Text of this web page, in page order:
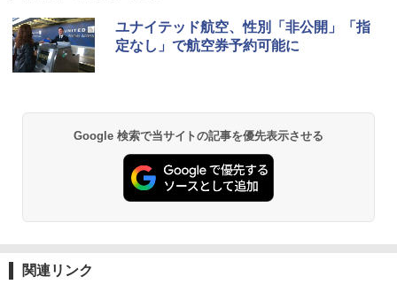
D40 地球の歩き方 チェンマイ タイ北部の魅
力的な町 2026～2027 地球の歩き方D アジア
地球の歩き方 スター・ウォーズ
￥2,695
[キャンパーズコレクション 山善] ポップアッ
プテント 傘みたいに広げて畳める パッとサ
ッとサンシェード キューブ フルクローズ メ
￥6,830
PYKES PEAK (パイクスピーク) 着替えテン
ト プライバシー テント 【中が透けない】 1
人用 折りたたみ 防災グッズ 災害用トイレ ビ
易 トイレテント (ブラック)
GRANDOOR ステンレス保冷剤 2個セット 2
026リニューアル 急速冷凍 空間倍増 衛生的
コンパクト 保冷力長持ち
BUNDOK(バンドック)ソロ ドーム 1 EX BDK
レーム ドーム型 テント
￥14,800
ユナイテッド航空、性別「非公開」「指
定なし」で航空券予約可能に
Google 検索で当サイトの記事を優先表示させる
関連リンク